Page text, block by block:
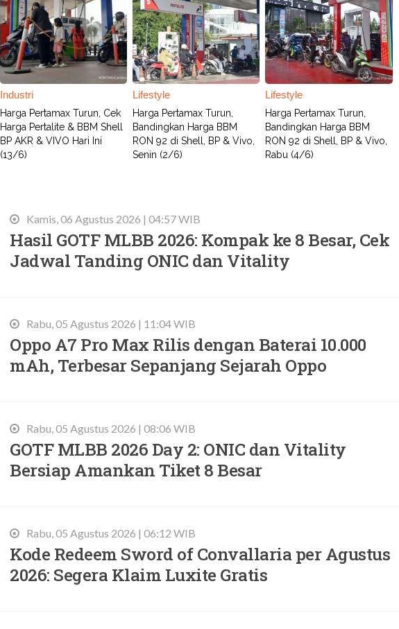
Industri
Harga Pertamax Turun, Cek
Harga Pertalite & BBM Shell
BP AKR & VIVO Hari Ini
(13/6)
Lifestyle
Harga Pertamax Turun,
Bandingkan Harga BBM
RON 92 di Shell, BP & Vivo,
Senin (2/6)
Lifestyle
Harga Pertamax Turun,
Bandingkan Harga BBM
RON 92 di Shell, BP & Vivo,
Rabu (4/6)
Kamis, 06 Agustus 2026 | 04:57 WIB
Hasil GOTF MLBB 2026: Kompak ke 8 Besar, Cek
Jadwal Tanding ONIC dan Vitality
Rabu, 05 Agustus 2026 | 11:04 WIB
Oppo A7 Pro Max Rilis dengan Baterai 10.000
mAh, Terbesar Sepanjang Sejarah Oppo
Rabu, 05 Agustus 2026 | 08:06 WIB
GOTF MLBB 2026 Day 2: ONIC dan Vitality
Bersiap Amankan Tiket 8 Besar
Rabu, 05 Agustus 2026 | 06:12 WIB
Kode Redeem Sword of Convallaria per Agustus
2026: Segera Klaim Luxite Gratis